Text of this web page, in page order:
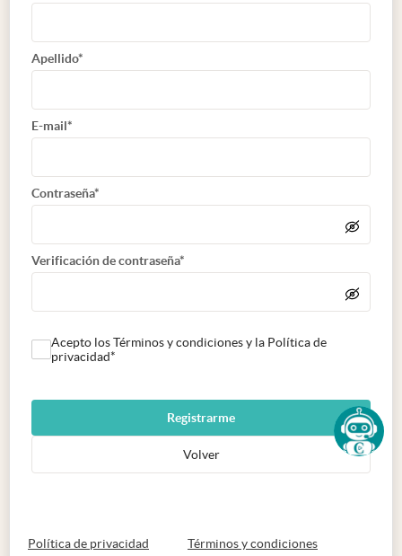
Apellido*
E-mail*
Contraseña*
Verificación de contraseña*
Acepto los Términos y condiciones y la Política de
privacidad*
Registrarme
Volver
Política de privacidad abre en nueva pestaña
Términos y condicionesabre en nueva